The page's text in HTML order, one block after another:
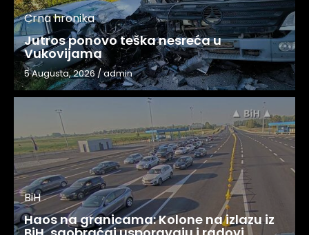
Crna hronika
Jutros ponovo teška nesreća u
Vukovijama
5 Augusta, 2026/admin
BiH
Haos na granicama: Kolone na izlazu iz